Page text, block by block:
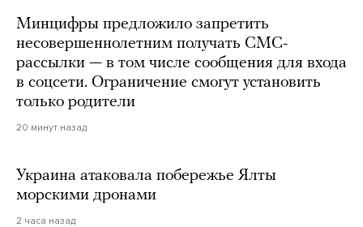
Минцифры предложило запретить
несовершеннолетним получать СМС-
рассылки — в том числе сообщения для входа
в соцсети. Ограничение смогут установить
только родители
20 минут назад
Украина атаковала побережье Ялты
морскими дронами
2 часа назад